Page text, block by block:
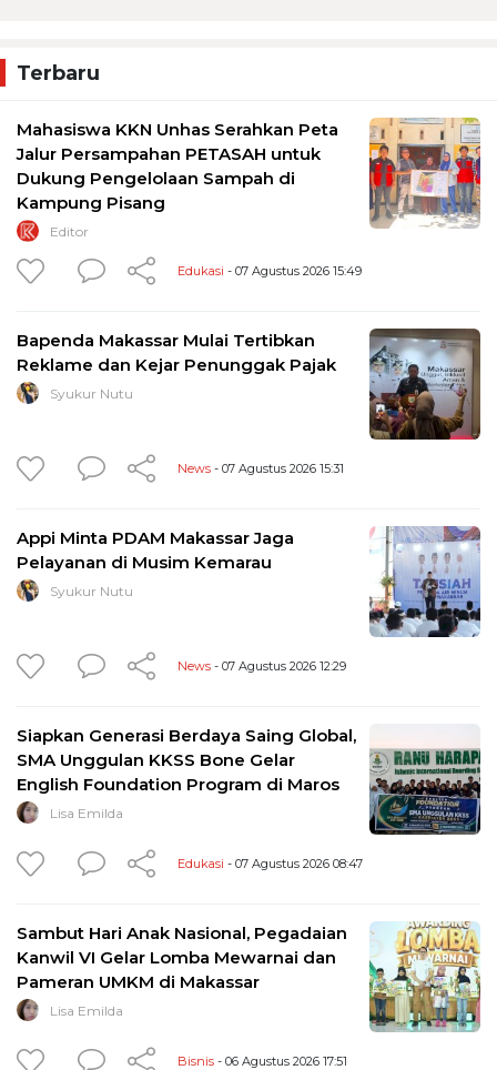
Terbaru
Mahasiswa KKN Unhas Serahkan Peta
Jalur Persampahan PETASAH untuk
Dukung Pengelolaan Sampah di
Kampung Pisang
Editor
Edukasi - 07 Agustus 2026 15:49
Bapenda Makassar Mulai Tertibkan
Reklame dan Kejar Penunggak Pajak
Syukur Nutu
News - 07 Agustus 2026 15:31
Appi Minta PDAM Makassar Jaga
Pelayanan di Musim Kemarau
Syukur Nutu
News - 07 Agustus 2026 12:29
Siapkan Generasi Berdaya Saing Global,
SMA Unggulan KKSS Bone Gelar
English Foundation Program di Maros
Lisa Emilda
Edukasi - 07 Agustus 2026 08:47
Sambut Hari Anak Nasional, Pegadaian
Kanwil VI Gelar Lomba Mewarnai dan
Pameran UMKM di Makassar
Lisa Emilda
Bisnis - 06 Agustus 2026 17:51